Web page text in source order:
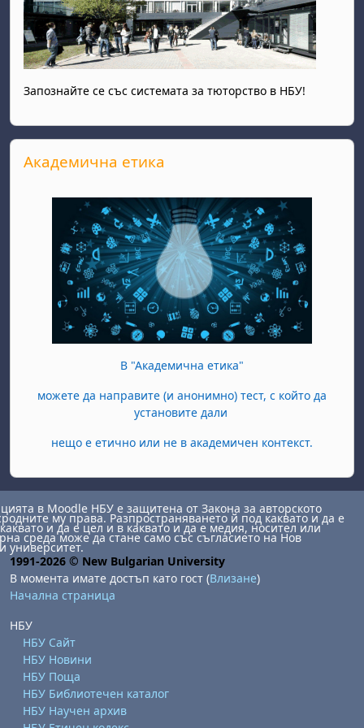
Запознайте се със системата за тюторство в НБУ!
Прескочи Академична етика
Академична етика
В "Академична етика"
можете да направите (и анонимно) тест, с който да
установите дали
нещо е етично или не в академичен контекст.
в Moodle НБУ е защитена от Закона за авторското
му права. Разпространяването й под каквато и да е
и да е цел и в каквато и да е медия, носител или
среда може да стане само със съгласието на Нов
университет.
1991-2026 © New Bulgarian University
В момента имате достъп като гост (Влизане)
Начална страница
НБУ
НБУ Сайт
НБУ Новини
НБУ Поща
НБУ Библиотечен каталог
НБУ Научен архив